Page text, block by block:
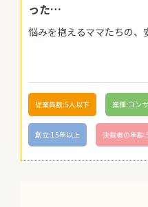
った…
悩みを抱えるママたちの
従業員数:5人以下 業種:コン
創立:15年以上 決裁者の年齢